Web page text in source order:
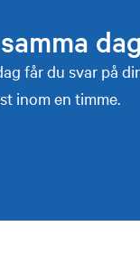
dag
får du svar på
inom en timme.